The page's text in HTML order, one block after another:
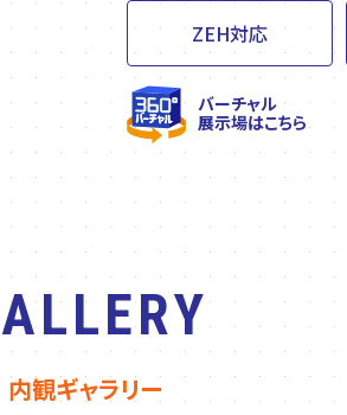
ZEH対応
バーチャル
展示場はこちら
内観ギャラリー